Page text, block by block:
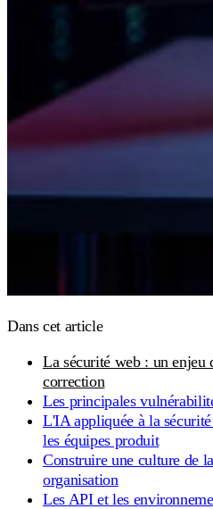
Dans cet article
La sécurité web : un enjeu
correction
Les principales
L'IA appliquée à la
les équipes produit
Construire une culture de
organisation
Les API et les